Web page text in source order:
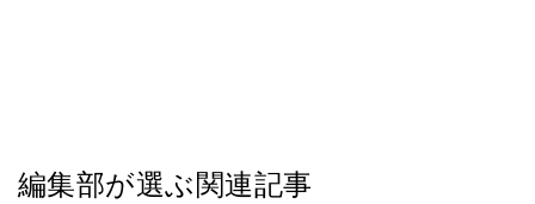
編集部が選ぶ関連記事